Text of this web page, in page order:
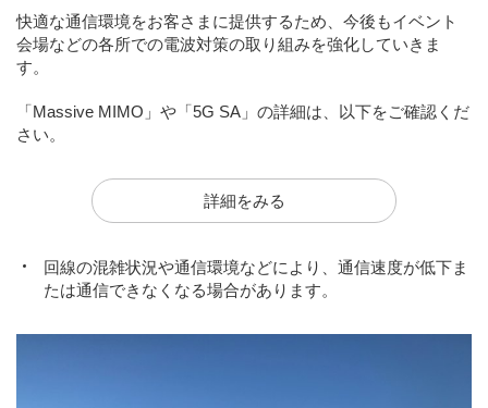
快適な通信環境をお客さまに提供するため、今後もイベント
会場などの各所での電波対策の取り組みを強化していきま
す。
「Massive MIMO」や「5G SA」の詳細は、以下をご確認くだ
さい。
詳細をみる
回線の混雑状況や通信環境などにより、通信速度が低下ま
たは通信できなくなる場合があります。